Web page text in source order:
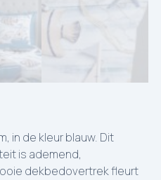
in de kleur blauw. Dit
is ademend,
dekbedovertrek fleurt